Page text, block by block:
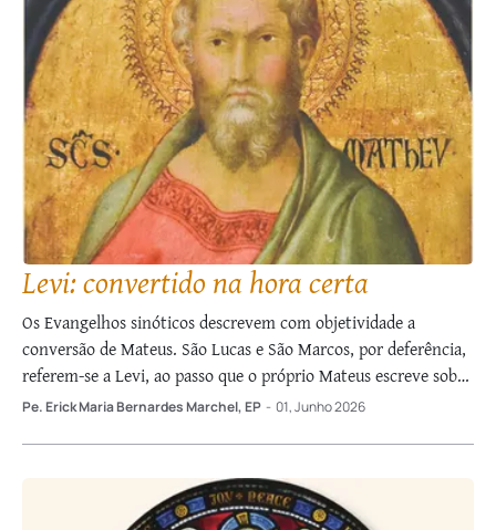
Levi: convertido na hora certa
Os Evangelhos sinóticos descrevem com objetividade a
conversão de Mateus. São Lucas e São Marcos, por deferência,
referem-se a Levi, ao passo que o próprio Mateus escreve sobre
si: “Jesus viu um homem chamado Mateus, sentado na
Pe. Erick Maria Bernardes Marchel, EP - 01, Junho 2026